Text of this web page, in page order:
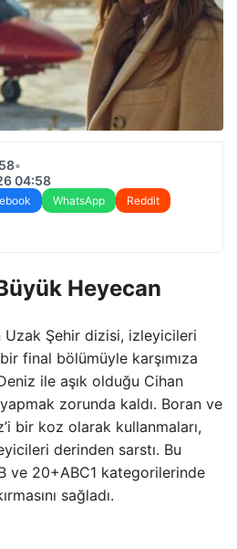
•
04:58
WhatsApp
Reddit
Heyecan
Şehir dizisi, izleyicileri
final bölümüyle karşımıza
ile aşık olduğu Cihan
zorunda kaldı. Boran ve
bir koz olarak kullanmaları,
derinden sarstı. Bu
ve 20+ABC1 kategorilerinde
sağladı.